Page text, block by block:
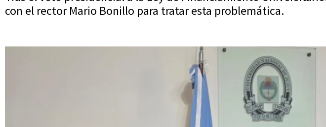
con el rector Mario Bonillo para tratar esta problemática.